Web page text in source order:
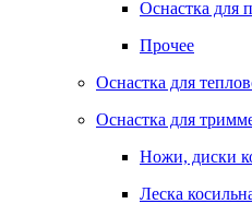
Оснастка для
Прочее
Оснастка для
Оснастка для
Ножи, диски
Леска